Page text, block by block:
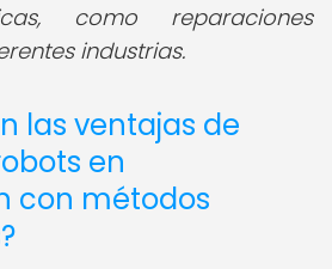
como reparaciones
industrias.
las ventajas de
en
con métodos